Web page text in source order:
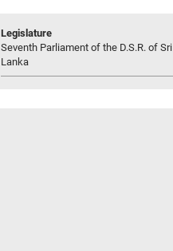
Legislature
Seventh Parliament of the D.S.R. of Sri
Lanka